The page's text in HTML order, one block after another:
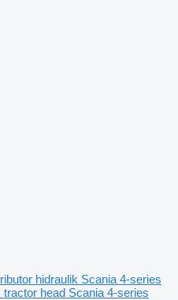
hidraulik Scania 4-series
head Scania 4-series